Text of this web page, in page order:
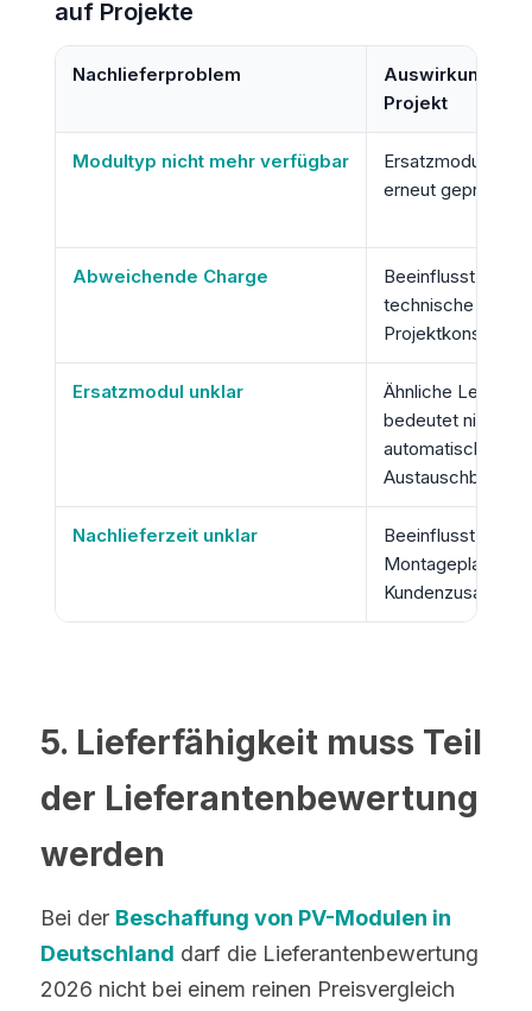
5. Lieferfähigkeit muss Teil
der Lieferantenbewertung
werden
Bei der Beschaffung von PV-Modulen in
Deutschland darf die Lieferantenbewertung
2026 nicht bei einem reinen Preisvergleich